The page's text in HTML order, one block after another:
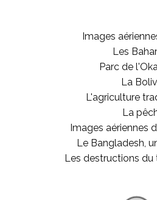
Images
Les
Parc de
La
L'agriculture
La
Images aériennes
Le Bangladesh,
Les destructions